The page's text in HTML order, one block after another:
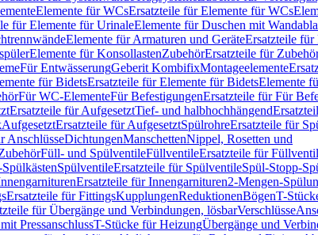
Elemente für WCsErsatzteile für Elemente für WCs
für Elemente für UrinaleElemente für Duschen mit
Elemente für Armaturen und GeräteErsatzteile für
Elemente für KonsollastenZubehörErsatzteile für
Für EntwässerungGeberit KombifixMontageelemente
für BidetsErsatzteile für Elemente für BidetsElemente
Für WC-ElementeFür BefestigungenErsatzteile für Für
Ersatzteile für AufgesetztTief- und halbhochhängend
AufgesetztErsatzteile für AufgesetztSpülrohreErsatzteile für
AnschlüsseDichtungenManschettenNippel, Rosetten und
Füll- und SpülventileFüllventileErsatzteile für
SpülventileErsatzteile für SpülventileSpül-Stopp-
Ersatzteile für Innengarnituren2-Mengen-
Ersatzteile für FittingsKupplungenReduktionenBögenT-
für Übergänge und Verbindungen, lösbarVerschlüsse
PressanschlussT-Stücke für HeizungÜbergänge und